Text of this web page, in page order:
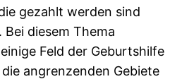
gezahlt werden sind
diesem Thema
Feld der Geburtshilfe
angrenzenden Gebiete